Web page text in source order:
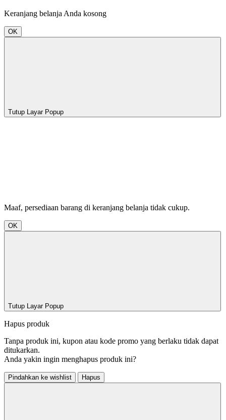
Keranjang belanja Anda kosong
OK
Tutup Layar Popup
Maaf, persediaan barang di keranjang belanja tidak cukup.
OK
Tutup Layar Popup
Hapus produk
Tanpa produk ini, kupon atau kode promo yang berlaku tidak dapat
ditukarkan.
Anda yakin ingin menghapus produk ini?
Pindahkan ke wishlist Hapus